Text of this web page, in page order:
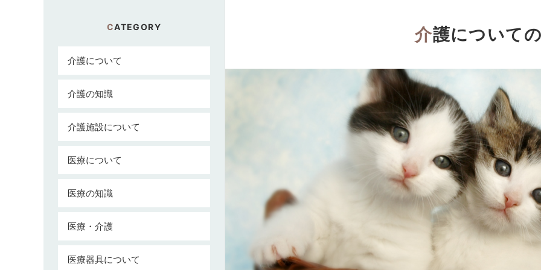
介護について
CATEGORY
介護について
介護の知識
介護施設について
医療について
医療の知識
医療・介護
医療器具について